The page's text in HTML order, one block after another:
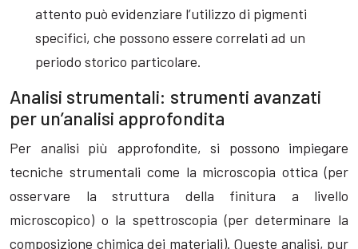
attento può evidenziare l’utilizzo di pigmenti
specifici, che possono essere correlati ad un
periodo storico particolare.
Analisi strumentali: strumenti avanzati
per un’analisi approfondita
Per analisi più approfondite, si possono impiegare
tecniche strumentali come la microscopia ottica (per
osservare la struttura della finitura a livello
microscopico) o la spettroscopia (per determinare la
composizione chimica dei materiali). Queste analisi, pur